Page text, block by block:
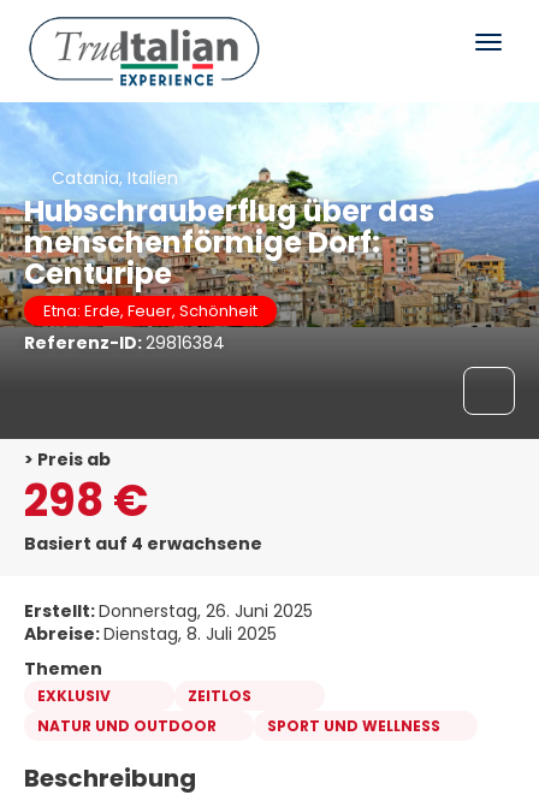
Catania, Italien
Hubschrauberflug über das
menschenförmige Dorf:
Centuripe
Etna: Erde, Feuer, Schönheit
Referenz-ID:29816384
> Preis ab
298 €
Basiert auf 4 erwachsene
Erstellt:Donnerstag, 26. Juni 2025
Abreise:Dienstag, 8. Juli 2025
Themen
EXKLUSIV
ZEITLOS
NATUR UND OUTDOOR
SPORT UND WELLNESS
Beschreibung